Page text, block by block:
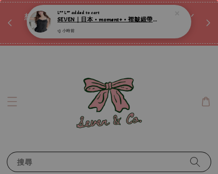
想訂製屬於自己的『水晶手鍊』嗎ꕀ♡ 私訊我們.ᐟ.ᐟ
📣Instagram 這邊按下去
搜尋